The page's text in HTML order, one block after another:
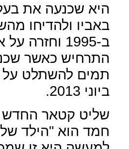
היא שכנעה את
באביו ולהדיחו
ב-1995 וחזרה
התרחיש כאשר
תמים להשתלט על
ביוני 2013.
שליט קטאר החדש
חמד הוא "הילד